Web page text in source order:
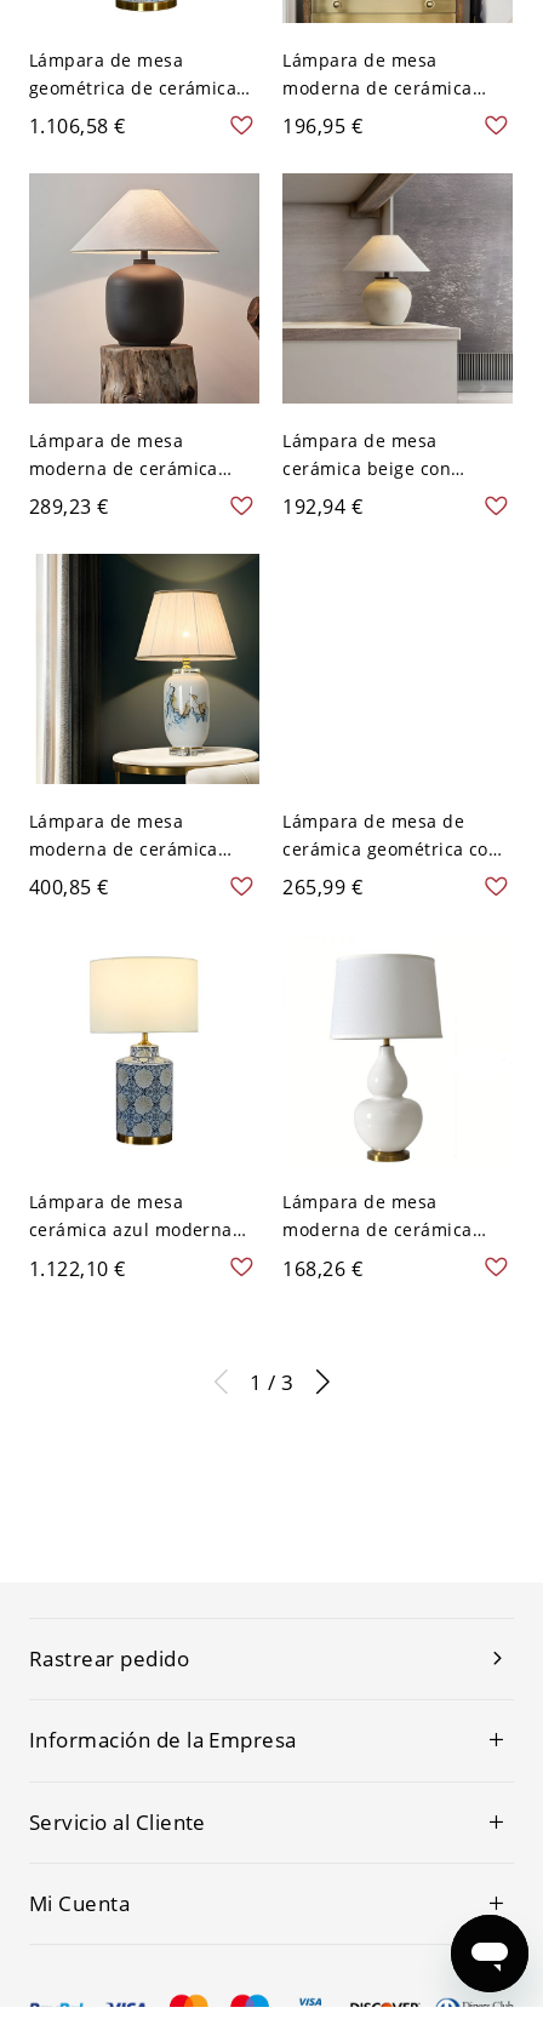
Lámpara de mesa
geométrica de cerámica
azul con pantalla de tela y
fuente de alimentación
eléctrica enchufable - 110
A 120 V Gris Control
remoto
1.106,58 €
Lámpara de mesa
moderna de cerámica
dorada con pantalla beige
plisada y luz LED - 110 A
120 V Botón
196,95 €
Lámpara de mesa
moderna de cerámica
beige con pantalla de
paraguas y enchufe
eléctrico - 110 A 120 V
Negro Botón
289,23 €
Lámpara de mesa
cerámica beige con
diseño geométrico,
interruptor basculante y
192,94 €
Lámpara de mesa
moderna de cerámica
blanca con pantalla de
enchufable - 110 A 120 V
400,85 €
Lámpara de mesa de
cerámica geométrica con
pantalla de seda -
para mujeres de 35-40 -
110 A 120 V Verde
265,99 €
Lámpara de mesa
cerámica azul moderna
con pantalla de tela
geométrica - Altura de
1.122,10 €
Lámpara de mesa
moderna de cerámica
blanca con pantalla de
tela beige y base dorada -
168,26 €
1 / 3
Rastrear pedido
Información de la Empresa
Servicio al Cliente
Mi Cuenta